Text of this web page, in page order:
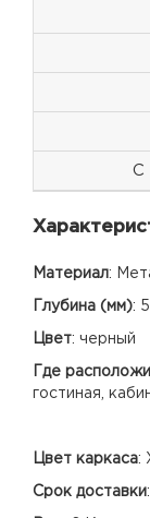
С
Материал:
Глубина (мм):
Цвет: черный
Где
гостиная,
Цвет каркаса:
Срок доставки: